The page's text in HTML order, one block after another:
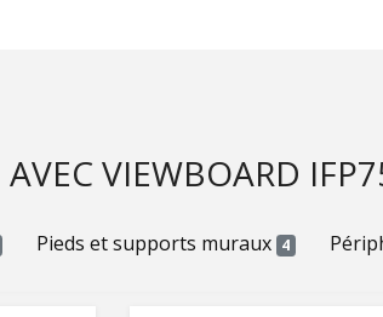
VIEWBOARD
Pieds et supports muraux 4